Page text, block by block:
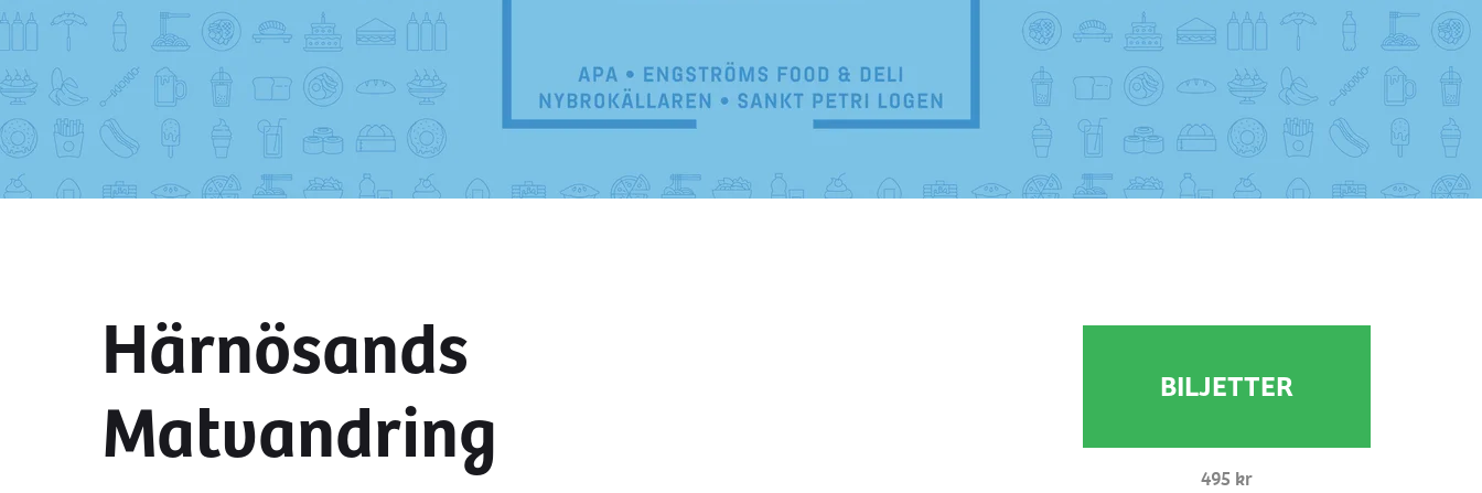
BILJETTER
495 kr
Härnösands
Matvandring